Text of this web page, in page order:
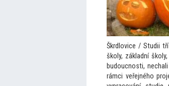
Škrdlovice / Studii
školy, základní
budoucnosti,
rámci veřejného